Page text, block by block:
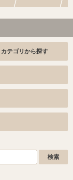
カテゴリから探す